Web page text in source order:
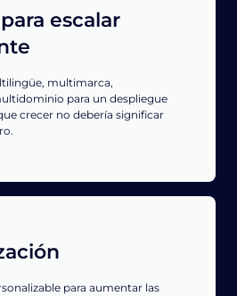
escalar
multimarca,
para un despliegue
crecer no debería significar
para aumentar las